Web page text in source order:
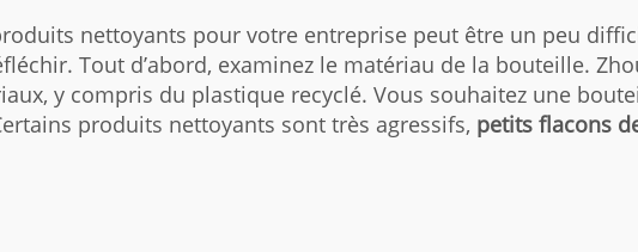
nettoyants pour votre entreprise peut être un peu
Tout d’abord, examinez le matériau de la bouteille.
y compris du plastique recyclé. Vous souhaitez une
produits nettoyants sont très agressifs, petits flacons